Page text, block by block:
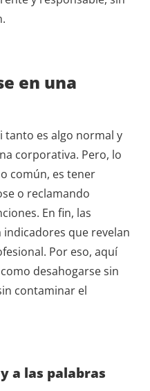
en una
tanto es algo normal y
corporativa. Pero, lo
común, es tener
o reclamando
En fin, las
que revelan
Por eso, aquí
desahogarse sin
contaminar el
a las palabras